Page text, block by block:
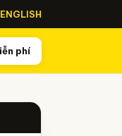
ENGLISH
phí